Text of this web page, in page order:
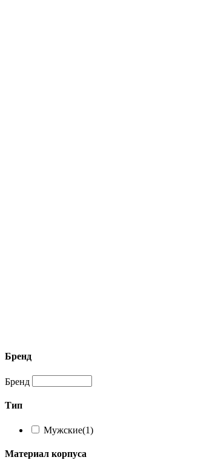
Бренд
Бренд
Тип
Мужские(1)
Материал корпуса